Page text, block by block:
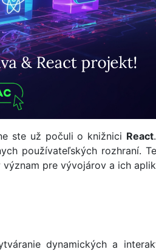
ste už počuli o knižnici React
používateľských rozhraní.
pre vývojárov a ich
dynamických a